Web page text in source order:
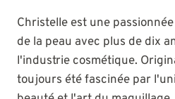
Christelle est une
de la peau avec plus de dix
l'industrie cosmétique.
toujours été fascinée par